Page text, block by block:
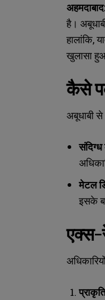
a
N
m
r
s
a
N
m
r
s
है।
हालांकि,
खुलासा
कैसे
अबूधाबी
संदिग्ध
मेटल
इसके
एक्स-